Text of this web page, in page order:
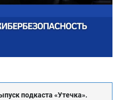
подкаста «Утечка».